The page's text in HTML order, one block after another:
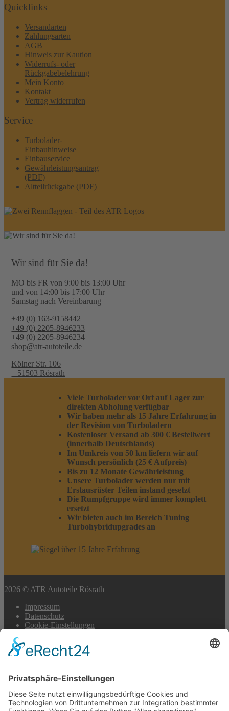
Quicklinks
Versandarten
Zahlungsarten
AGB
Hinweis zur Kaution
Widerrufs- oder
Rückgabebelehrung
Mein Konto
Kontakt
Vertrag widerrufen
Service
Turbolader-
Einbauhinweise
Einbauservice
Gewährleistungsantrag
(PDF)
Altteilrückgabe (PDF)
Wir sind für Sie da!
MO bis FR von 9:00 bis 13:00 Uhr
und von 14:00 bis 17:00 Uhr
Samstag nach Vereinbarung
+49 (0) 163-9158442
+49 (0) 2205-8946233
+49 (0) 2205-8946234
shop@atr-autoteile.de
Kölner Str. 106
51503 Rösrath
Viele Turbolader vor Ort auf Lager zur
direkten Abholung verfügbar
Wir haben mehr als 15 Jahre Erfahrung in
der Revision von Turboladern
Kostenloser Versand ab 300 € Bestellwert
(innerhalb Deutschlands)
Im Umkreis von 50 km liefern wir auf
Wunsch persönlich (25 € Aufpreis)
Bis zu 12 Monate Gewährleistung
Unsere Turbolader werden nur mit
Erstausrüster Teilen instand gesetzt
Die Rumpfgruppe wird immer komplett
ersetzt
Wir bieten auch im Bereich Tuning
Turbohybridupgrades an
2026 © ATR Autoteile Rösrath
Impressum
Datenschutz
Cookie-Einstellungen
Scroll